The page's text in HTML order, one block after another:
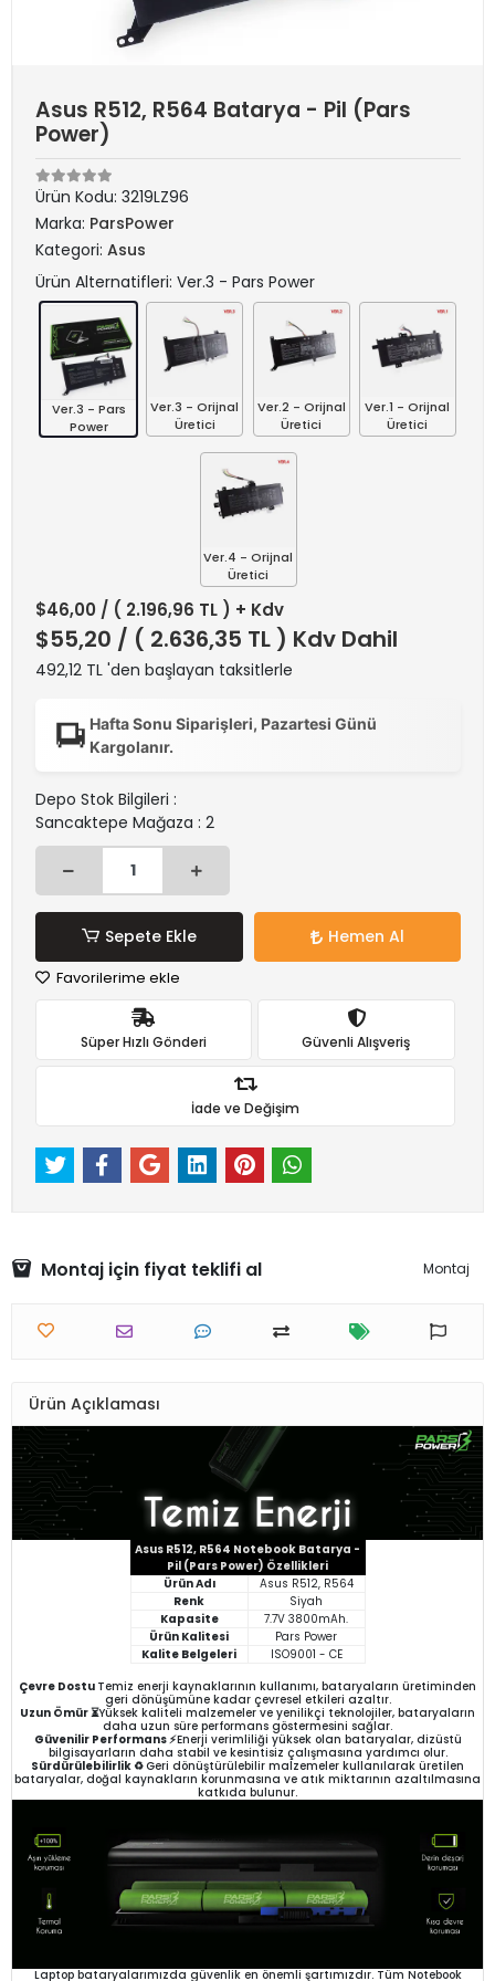
Asus R512, R564 Batarya - Pil (Pars
Power)
Ürün Kodu: 3219LZ96
Marka: ParsPower
Kategori: Asus
Ürün Alternatifleri: Ver.3 - Pars Power
Ver.3 - Pars
Power
Ver.3 - Orijnal
Üretici
Ver.2 - Orijnal
Üretici
Ver.1 - Orijnal
Üretici
Ver.4 - Orijnal
Üretici
$46,00 / ( 2.196,96 TL ) + Kdv
$55,20 / ( 2.636,35 TL ) Kdv Dahil
492,12 TL 'den başlayan taksitlerle
Hafta Sonu Siparişleri, Pazartesi Günü
Kargolanır.
Depo Stok Bilgileri :
Sancaktepe Mağaza : 2
Sepete Ekle Hemen Al
Favorilerime ekle
Süper Hızlı Gönderi Güvenli Alışveriş
İade ve Değişim
Montaj için fiyat teklifi al Montaj
Ürün Açıklaması
Asus R512, R564 Notebook Batarya -
Pil (Pars Power) Özellikleri
Ürün Adı
Asus R512, R564
Renk
Siyah
Kapasite
7.7V 3800mAh.
Ürün Kalitesi
Pars Power
Kalite Belgeleri
ISO9001 - CE
Çevre Dostu Temiz enerji kaynaklarının kullanımı, bataryaların üretiminden
geri dönüşümüne kadar çevresel etkileri azaltır.
Uzun Ömür ⏳Yüksek kaliteli malzemeler ve yenilikçi teknolojiler, bataryaların
daha uzun süre performans göstermesini sağlar.
Güvenilir Performans ⚡Enerji verimliliği yüksek olan bataryalar, dizüstü
bilgisayarların daha stabil ve kesintisiz çalışmasına yardımcı olur.
Sürdürülebilirlik ♻️Geri dönüştürülebilir malzemeler kullanılarak üretilen
bataryalar, doğal kaynakların korunmasına ve atık miktarının azaltılmasına
katkıda bulunur.
Laptop bataryalarımızda güvenlik en önemli şartımızdır. Tüm Notebook